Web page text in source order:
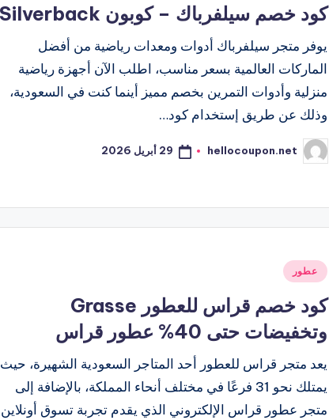
كود خصم سيلفرباك – كوبون Silverback
يوفر متجر سيلفرباك أدوات ومعدات رياضية من أفضل
الماركات العالمية بسعر مناسب، اطلب الآن أجهزة رياضية
منزلية وأدوات التمرين بخصم مميز أينما كنت في السعودية،
وذلك عن طريق إستخدام كود…
تمّ
النشر
hellocoupon.net 29 أبريل 2026
نُشرعطور
كود خصم قراس للعطور Grasse
وتخفيضات حتى 40% عطور قراس
يعد متجر قراس للعطور أحد المتاجر السعودية الشهيرة، حيث
يمتلك نحو 31 فرعًا في مختلف أنحاء المملكة، بالإضافة إلى
متجر عطور قراس الإلكتروني الذي يقدم تجربة تسوق أونلاين